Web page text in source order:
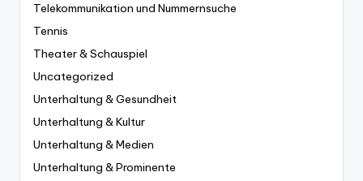
Telekommunikation und Nummernsuche
Tennis
Theater & Schauspiel
Uncategorized
Unterhaltung & Gesundheit
Unterhaltung & Kultur
Unterhaltung & Medien
Unterhaltung & Prominente